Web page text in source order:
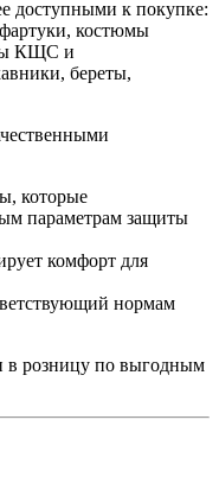
доступными к покупке:
костюмы
КЩС и
береты,
которые
параметрам защиты
комфорт для
нормам
в розницу по выгодным